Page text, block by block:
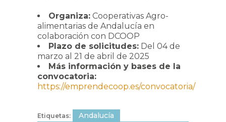
Organiza: Cooperativas Agro-
alimentarias de Andalucía en
colaboración con DCOOP
Plazo de solicitudes: Del 04 de
marzo al 21 de abril de 2025
Más información y bases de la
convocatoria:
https://emprendecoop.es/convocatoria/
Etiquetas:
Andalucía